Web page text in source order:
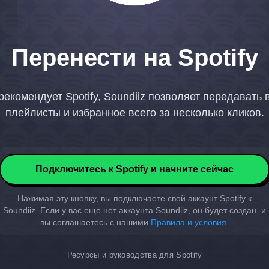
Перенести на Spotify
Spotify, Soundiiz позволяет передавать
плейлисты и избранное всего за несколько кликов.
Подключитесь к Spotify и начните сейчас
Нажимая эту кнопку, вы подключаете свой аккаунт Spotify к
Soundiiz. Если у вас еще нет аккаунта Soundiiz, он будет создан, и
вы соглашаетесь с нашими Правила и условия
Ресурсы и руководства для Spotify